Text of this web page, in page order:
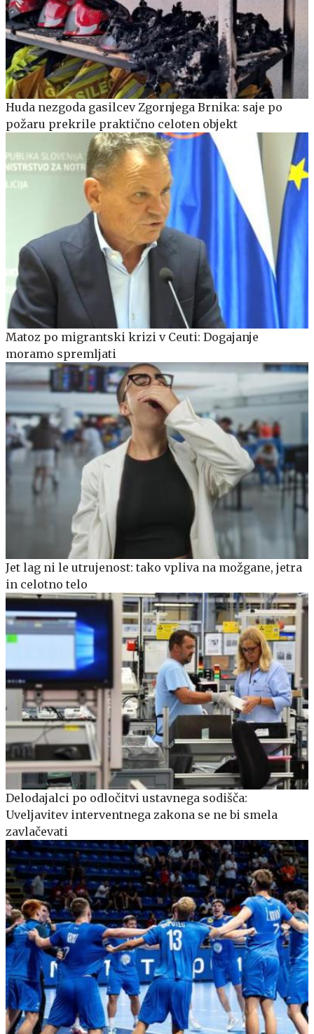
Huda nezgoda gasilcev Zgornjega Brnika: saje po
požaru prekrile praktično celoten objekt
Matoz po migrantski krizi v Ceuti: Dogajanje
moramo spremljati
Jet lag ni le utrujenost: tako vpliva na možgane, jetra
in celotno telo
Delodajalci po odločitvi ustavnega sodišča:
Uveljavitev interventnega zakona se ne bi smela
zavlačevati